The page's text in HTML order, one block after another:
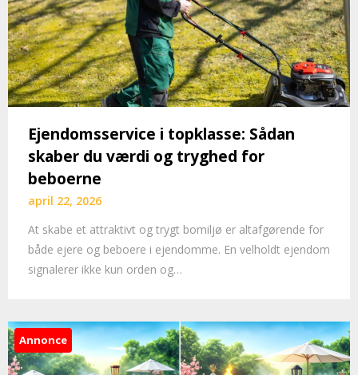
Ejendomsservice i topklasse: Sådan
skaber du værdi og tryghed for
beboerne
april 22, 2026
At skabe et attraktivt og trygt bomiljø er altafgørende for
både ejere og beboere i ejendomme. En velholdt ejendom
signalerer ikke kun orden og…
Annonce